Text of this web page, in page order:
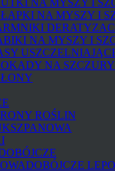
NA MYSZY I
NA MYSZY I
NA SZCZURY
ROŚLIN